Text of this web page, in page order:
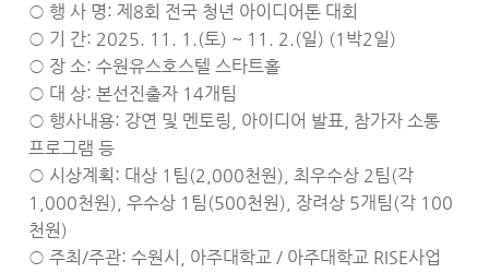
○ 행 사 명: 제8회 전국 청년 아이디어톤 대회
○ 기 간: 2025. 11. 1.(토) ~ 11. 2.(일) (1박2일)
○ 장 소: 수원유스호스텔 스타트홀
○ 대 상: 본선진출자 14개팀
○ 행사내용: 강연 및 멘토링, 아이디어 발표, 참가자 소통
프로그램 등
○ 시상계획: 대상 1팀(2,000천원), 최우수상 2팀(각
1,000천원), 우수상 1팀(500천원), 장려상 5개팀(각 100
천원)
○ 주최/주관: 수원시, 아주대학교 / 아주대학교 RISE사업